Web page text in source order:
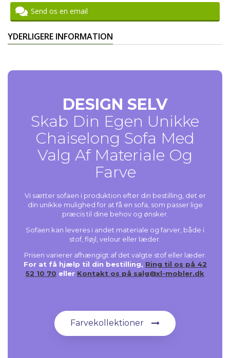
Send os en email
YDERLIGERE INFORMATION
DESIGN SELV
Skab Din Egen Unikke
Chaiselong Sofa Med
Valg Af Materiale Og
Farve
Vi sætter sofaen i produktion efter din bestilling, det er
din unikke mulighed for at få en sofa, som passer lige
præcis til dine behov og ønsker.
Sofaen kan leveres i andet materiale og farver, både i
stof, fløjl, velour eller læder.
Prisen varierer afhængigt af det valgte stof eller læder.
For at få hjælp til din bestilling, Ring til os på 42
52 10 70 eller Kontakt os på salg@xl-mobler.dk
Farvekollektioner